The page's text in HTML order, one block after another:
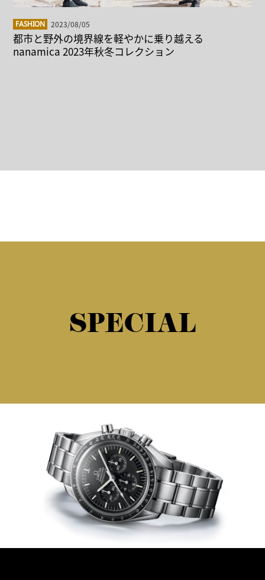
FASHION 2023/08/05
都市と野外の境界線を軽やかに乗り越える
nanamica 2023年秋冬コレクション
SPECIAL